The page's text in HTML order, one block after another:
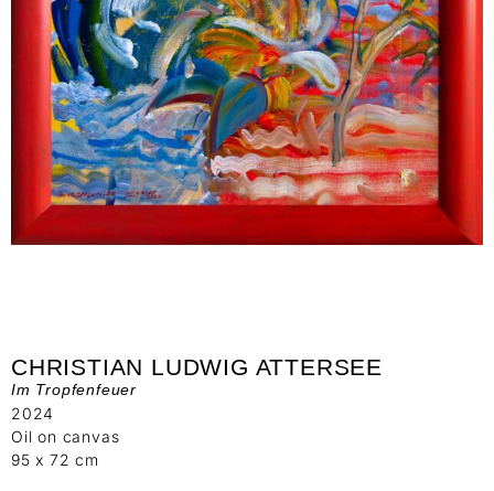
CHRISTIAN LUDWIG ATTERSEE
Im Tropfenfeuer
2024
Oil on canvas
95 x 72 cm